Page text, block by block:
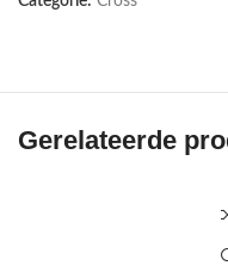
Gerelateerde